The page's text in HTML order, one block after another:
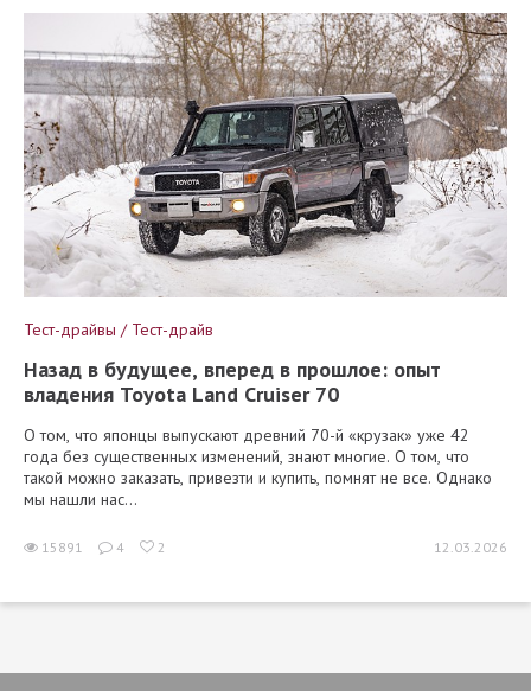
Тест-драйвы / Тест-драйв
Назад в будущее, вперед в прошлое: опыт
владения Toyota Land Cruiser 70
О том, что японцы выпускают древний 70-й «крузак» уже 42
года без существенных изменений, знают многие. О том, что
такой можно заказать, привезти и купить, помнят не все. Однако
мы нашли нас...
15891 4 2 12.03.2026